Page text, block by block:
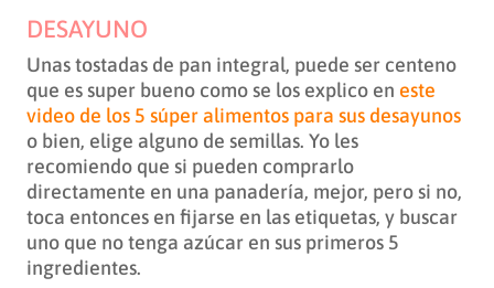
DESAYUNO
Unas tostadas de pan integral, puede ser centeno
que es super bueno como se los explico en este
video de los 5 súper alimentos para sus desayunos
o bien, elige alguno de semillas. Yo les
recomiendo que si pueden comprarlo
directamente en una panadería, mejor, pero si no,
toca entonces en fijarse en las etiquetas, y buscar
uno que no tenga azúcar en sus primeros 5
ingredientes.